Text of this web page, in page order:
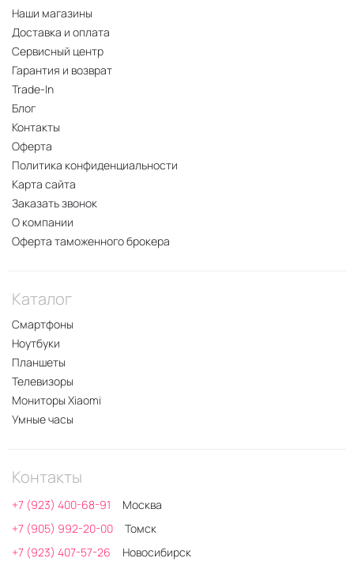
Наши магазины
Доставка и оплата
Сервисный центр
Гарантия и возврат
Trade-In
Блог
Контакты
Оферта
Политика конфиденциальности
Карта сайта
Заказать звонок
О компании
Оферта таможенного брокера
Каталог
Смартфоны
Ноутбуки
Планшеты
Телевизоры
Мониторы Xiaomi
Умные часы
Контакты
+7 (923) 400-68-91
Москва
+7 (905) 992-20-00
Томск
+7 (923) 407-57-26
Новосибирск